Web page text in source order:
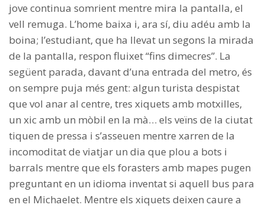
jove continua somrient mentre mira la pantalla, el
vell remuga. L’home baixa i, ara sí, diu adéu amb la
boina; l’estudiant, que ha llevat un segons la mirada
de la pantalla, respon fluixet “fins dimecres”. La
següent parada, davant d’una entrada del metro, és
on sempre puja més gent: algun turista despistat
que vol anar al centre, tres xiquets amb motxilles,
un xic amb un mòbil en la mà… els veïns de la ciutat
tiquen de pressa i s’asseuen mentre xarren de la
incomoditat de viatjar un dia que plou a bots i
barrals mentre que els forasters amb mapes pugen
preguntant en un idioma inventat si aquell bus para
en el Michaelet. Mentre els xiquets deixen caure a